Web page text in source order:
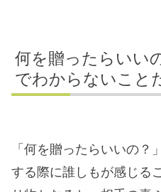
何を贈ったらいい
でわからないこと
「何を贈ったらいいの？
する際に誰しもが感じる